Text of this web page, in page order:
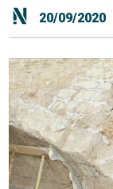
20/09/2020